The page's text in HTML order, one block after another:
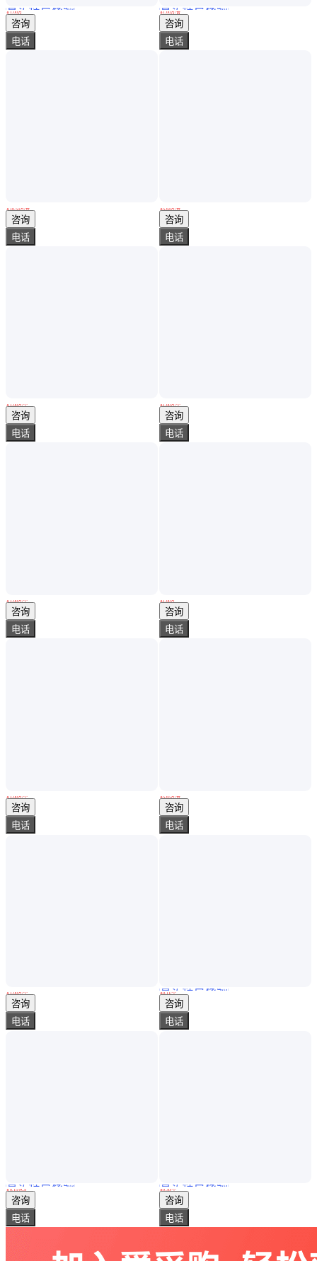
直升机价格 桂林直升机婚礼费用
真实性已核验
￥ 1.00万
山东济南
咨询
电话
￥ 10.53万/台
山东济南
咨询
电话
￥ 1 .00万/个
山东济南
咨询
电话
￥ 1 .00万/个
山东济南
咨询
电话
￥ 1.00万/个
山东济南
咨询
电话
￥ 1.00万/个
山东济南
咨询
电话
PET袋烤鸡包装袋烤箱袋220℃烹饪袋oven bag定做厂家
真实性已核验
￥0.15/PCS
江苏无锡
咨询
电话
桂林直升机 直升机看房 直升机婚礼
真实性已核验
￥1.00万/台
山东济南
咨询
电话
￥5 .64万/台
山东济南
咨询
电话
￥1 .00万/个
山东济南
咨询
电话
￥1 .00万
山东济南
咨询
电话
￥5.65万/台
山东济南
咨询
电话
批发PP聚丙烯高温菌种袋 香菇制种袋 木耳制种透明栽培袋各种规格
真实性已核验
￥0.11/个
云南昭通
咨询
电话
黑色铝箔袋自封袋中药 面膜袋胶囊化妆品小样袋定 制印刷LOGO
真实性已核验
￥0 .30/个
河北沧州
咨询
电话